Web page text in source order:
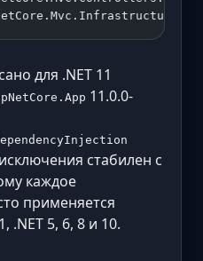
для .NET 11
11.0.0-
стабилен с
каждое
применяется
.NET 5, 6, 8 и 10.